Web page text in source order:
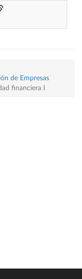
de Empresas
financiera I